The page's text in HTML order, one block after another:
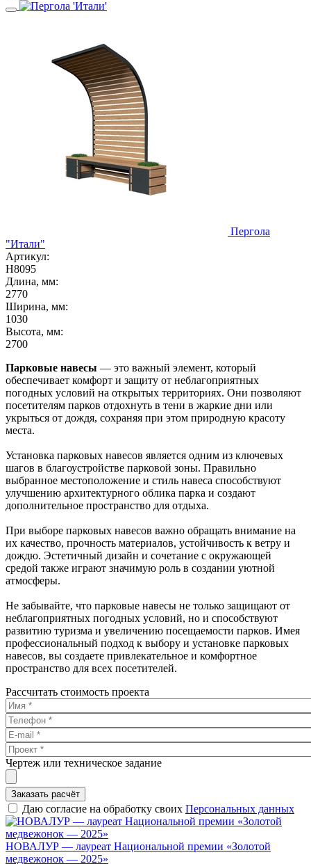
Пергола
"Итали"
Артикул:
Н8095
Длина, мм:
2770
Ширина, мм:
1030
Высота, мм:
2700
Парковые навесы — это важный элемент, который
обеспечивает комфорт и защиту от неблагоприятных
погодных условий на открытых территориях. Они позволяют
посетителям парков отдохнуть в тени в жаркие дни или
укрыться от дождя, сохраняя при этом природную красоту
места.
Установка парковых навесов является одним из ключевых
шагов в благоустройстве парковой зоны. Правильно
выбранное местоположение и стиль навеса способствуют
улучшению архитектурного облика парка и создают
дополнительное пространство для отдыха.
При выборе парковых навесов важно обращать внимание на
их качество, прочность материалов, устойчивость к ветру и
дождю. Эстетичный дизайн и сочетание с окружающей
средой также играют значимую роль в создании уютной
атмосферы.
Не забывайте, что парковые навесы не только защищают от
неблагоприятных погодных условий, но и способствуют
развитию туризма и увеличению посещаемости парков. Имея
профессиональный подход к выбору и установке парковых
навесов, вы создаете привлекательное и комфортное
пространство для всех посетителей.
Рассчитать стоимость проекта
Чертеж или техническое задание
Заказать расчёт
Даю согласие на обработку своих Персональных данных
НОВАЛУР — лауреат Национальной премии «Золотой
медвежонок — 2025»